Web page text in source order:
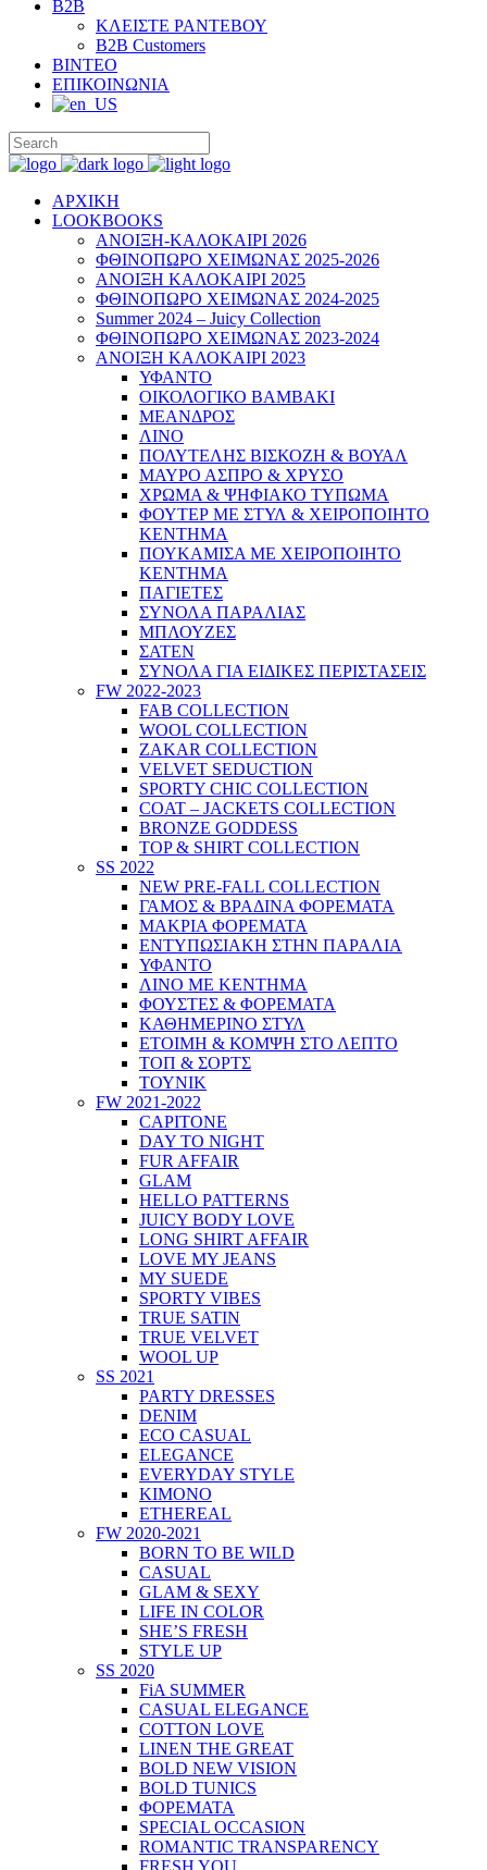
B2B
ΚΛΕΙΣΤΕ ΡΑΝΤΕΒΟΥ
B2B Customers
ΒΙΝΤΕΟ
ΕΠΙΚΟΙΝΩΝΙΑ
ΑΡΧΙΚΗ
LOOKBOOKS
ΑΝΟΙΞΗ-ΚΑΛΟΚΑΙΡΙ 2026
ΦΘΙΝΟΠΩΡΟ ΧΕΙΜΩΝΑΣ 2025-2026
ΑΝΟΙΞΗ ΚΑΛΟΚΑΙΡΙ 2025
ΦΘΙΝΟΠΩΡΟ ΧΕΙΜΩΝΑΣ 2024-2025
Summer 2024 – Juicy Collection
ΦΘΙΝΟΠΩΡΟ ΧΕΙΜΩΝΑΣ 2023-2024
ΑΝΟΙΞΗ ΚΑΛΟΚΑΙΡΙ 2023
ΥΦΑΝΤΟ
ΟΙΚΟΛΟΓΙΚΟ ΒΑΜΒΑΚΙ
ΜΕΑΝΔΡΟΣ
ΛΙΝΟ
ΠΟΛΥΤΕΛΗΣ ΒΙΣΚΟΖΗ & ΒΟΥΑΛ
ΜΑΥΡΟ ΑΣΠΡΟ & ΧΡΥΣΟ
ΧΡΩΜΑ & ΨΗΦΙΑΚΟ ΤΥΠΩΜΑ
ΦΟΥΤΕΡ ΜΕ ΣΤΥΛ & ΧΕΙΡΟΠΟΙΗΤΟ
ΚΕΝΤΗΜΑ
ΠΟΥΚΑΜΙΣΑ ΜΕ ΧΕΙΡΟΠΟΙΗΤΟ
ΚΕΝΤΗΜΑ
ΠΑΓΙΕΤΕΣ
ΣΥΝΟΛΑ ΠΑΡΑΛΙΑΣ
ΜΠΛΟΥΖΕΣ
ΣΑΤΕΝ
ΣΥΝΟΛΑ ΓΙΑ ΕΙΔΙΚΕΣ ΠΕΡΙΣΤΑΣΕΙΣ
FW 2022-2023
FAB COLLECTION
WOOL COLLECTION
ZAKAR COLLECTION
VELVET SEDUCTION
SPORTY CHIC COLLECTION
COAT – JACKETS COLLECTION
BRONZE GODDESS
TOP & SHIRT COLLECTION
SS 2022
NEW PRE-FALL COLLECTION
ΓΑΜΟΣ & ΒΡΑΔΙΝΑ ΦΟΡΕΜΑΤΑ
ΜΑΚΡΙΑ ΦΟΡΕΜΑΤΑ
ΕΝΤΥΠΩΣΙΑΚΗ ΣΤΗΝ ΠΑΡΑΛΙΑ
ΥΦΑΝΤΟ
ΛΙΝΟ ΜΕ ΚΕΝΤΗΜΑ
ΦΟΥΣΤΕΣ & ΦΟΡΕΜΑΤΑ
ΚΑΘΗΜΕΡΙΝΟ ΣΤΥΛ
ΕΤΟΙΜΗ & ΚΟΜΨΗ ΣΤΟ ΛΕΠΤΟ
ΤΟΠ & ΣΟΡΤΣ
ΤΟΥΝΙΚ
FW 2021-2022
CAPITONE
DAY TO NIGHT
FUR AFFAIR
GLAM
HELLO PATTERNS
JUICY BODY LOVE
LONG SHIRT AFFAIR
LOVE MY JEANS
MY SUEDE
SPORTY VIBES
TRUE SATIN
TRUE VELVET
WOOL UP
SS 2021
PARTY DRESSES
DENIM
ECO CASUAL
ELEGANCE
EVERYDAY STYLE
KIMONO
ETHEREAL
FW 2020-2021
BORN TO BE WILD
CASUAL
GLAM & SEXY
LIFE IN COLOR
SHE’S FRESH
STYLE UP
SS 2020
FiA SUMMER
CASUAL ELEGANCE
COTTON LOVE
LINEN THE GREAT
BOLD NEW VISION
BOLD TUNICS
ΦΟΡΕΜΑΤΑ
SPECIAL OCCASION
ROMANTIC TRANSPARENCY
FRESH YOU